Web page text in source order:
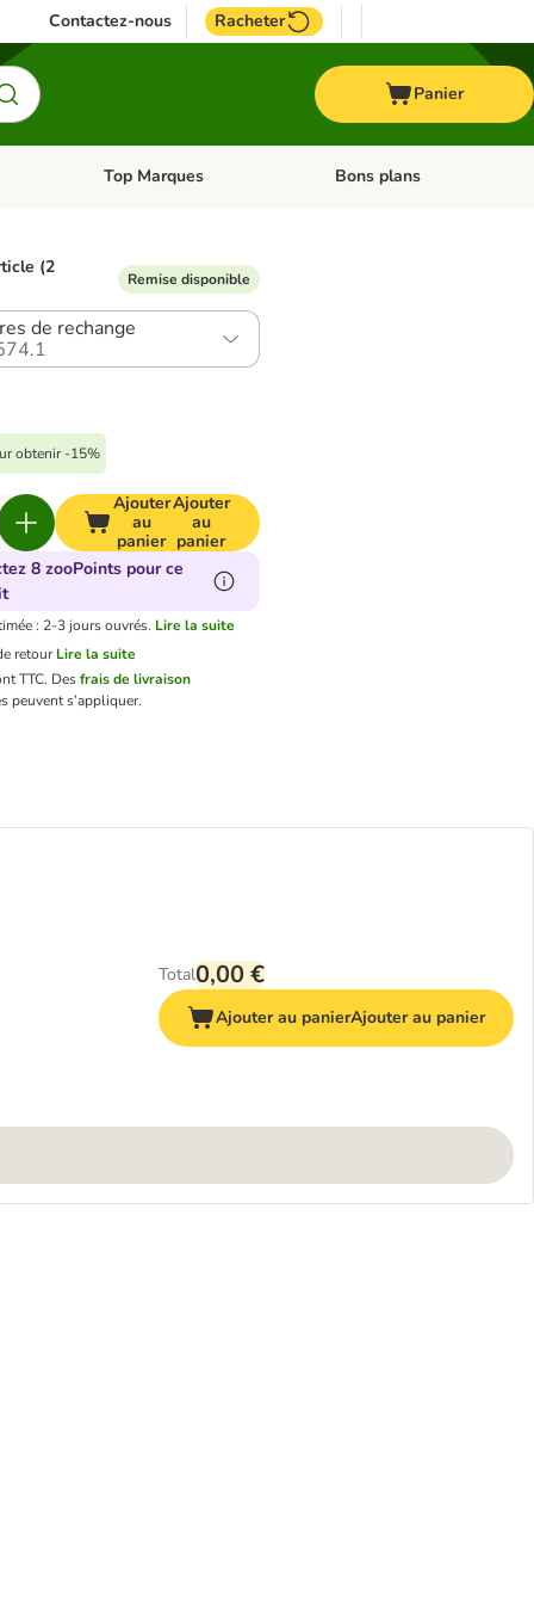
Contactez-nous Racheter
Panier
Oiseau
Dérouler les catégories: Cheval
Top Marques Dérouler les catégories: Top
Bons plans
(2
Remise disponible
de rechange
obtenir -15%
Ajouter
au
panier
Ajouter
au
panier
8 zooPoints pour ce
: 2-3 jours ouvrés. Lire la suite
retour Lire la suite
TTC. Desfrais de livraison
peuvent s’appliquer.
Total0,00 €
Ajouter au panierAjouter au panier